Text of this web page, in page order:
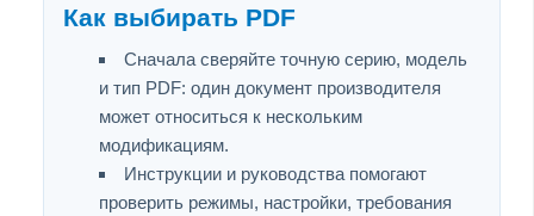
Как выбирать PDF
Сначала сверяйте точную серию, модель
и тип PDF: один документ производителя
может относиться к нескольким
модификациям.
Инструкции и руководства помогают
проверить режимы, настройки, требования